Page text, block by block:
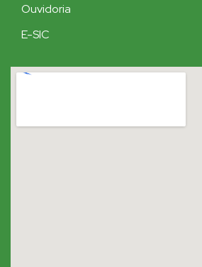
Ouvidoria
E-SIC